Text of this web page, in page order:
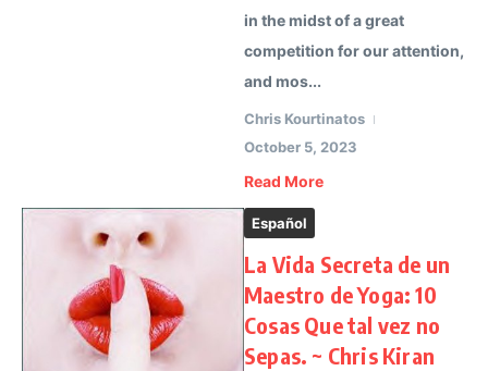
in the midst of a great
competition for our attention,
and mos...
Chris Kourtinatos
October 5, 2023
Read More
Español
La Vida Secreta de un
Maestro de Yoga: 10
Cosas Que tal vez no
Sepas. ~ Chris Kiran